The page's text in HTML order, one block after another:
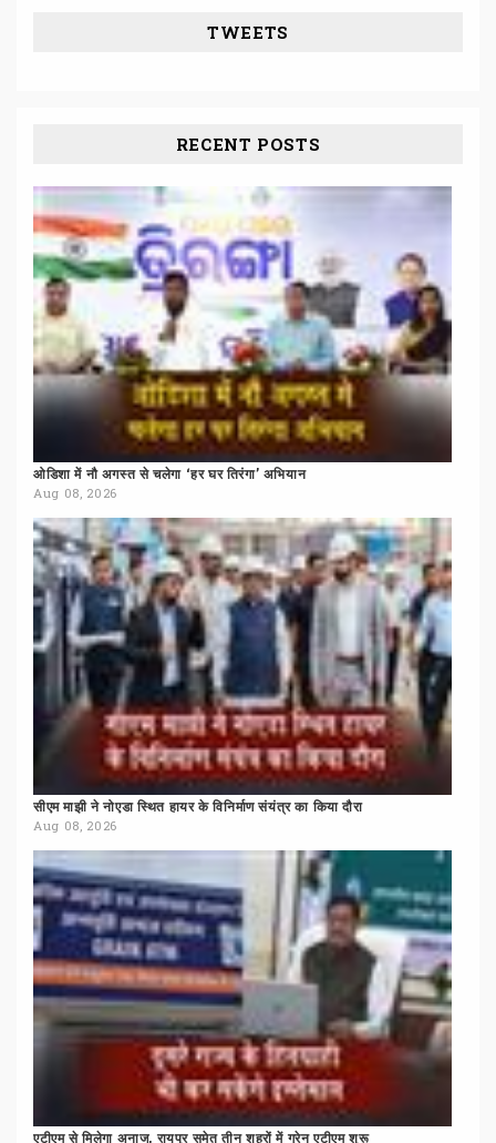
TWEETS
RECENT POSTS
ओडिशा में नौ अगस्त से चलेगा ‘हर घर तिरंगा’ अभियान
Aug 08, 2026
सीएम माझी ने नोएडा स्थित हायर के विनिर्माण संयंत्र का किया दौरा
Aug 08, 2026
एटीएम से मिलेगा अनाज, रायपुर समेत तीन शहरों में ग्रेन एटीएम शुरू